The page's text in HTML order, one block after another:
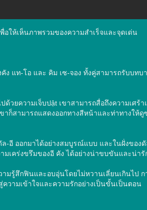
อให้เห็นภาพรวมของความสำเร็จและจุดเด่น
ง แท-โอ และ คิม เซ-จอง ทั้งคู่สามารถรับบ
วยความเจ็บปật เขาสามารถสื่อถึงความเศ
ก็สามารถแสดงออกทางสีหน้าและท่าทางใ
ล-อี ออกมาได้อย่างสมบูรณ์แบบ และในฝั่งขอ
มเคร่งขรึมของอี คัง ได้อย่างน่าขบขันและน่ารั
มรู้สึกฟินและอบอุ่นโดยไม่หวานเลี่ยนเกินไป
วามเข้าใจและความรักอย่างเป็นขั้นเป็นตอน